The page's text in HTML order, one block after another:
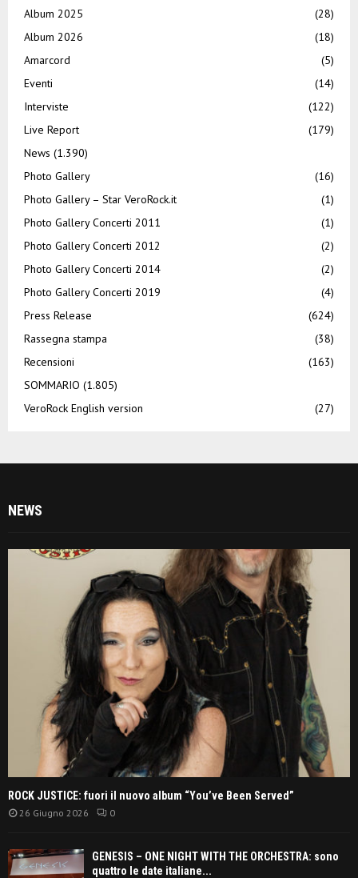
Album 2025
(28)
Album 2026
(18)
Amarcord
(5)
Eventi
(14)
Interviste
(122)
Live Report
(179)
News (1.390)
Photo Gallery
(16)
Photo Gallery – Star VeroRock.it
(1)
Photo Gallery Concerti 2011
(1)
Photo Gallery Concerti 2012
(2)
Photo Gallery Concerti 2014
(2)
Photo Gallery Concerti 2019
(4)
Press Release
(624)
Rassegna stampa
(38)
Recensioni
(163)
SOMMARIO (1.805)
VeroRock English version
(27)
NEWS
ROCK JUSTICE: fuori il nuovo album “You’ve Been Served”
26 Giugno 2026 0
GENESIS – ONE NIGHT WITH THE ORCHESTRA: sono
quattro le date italiane...